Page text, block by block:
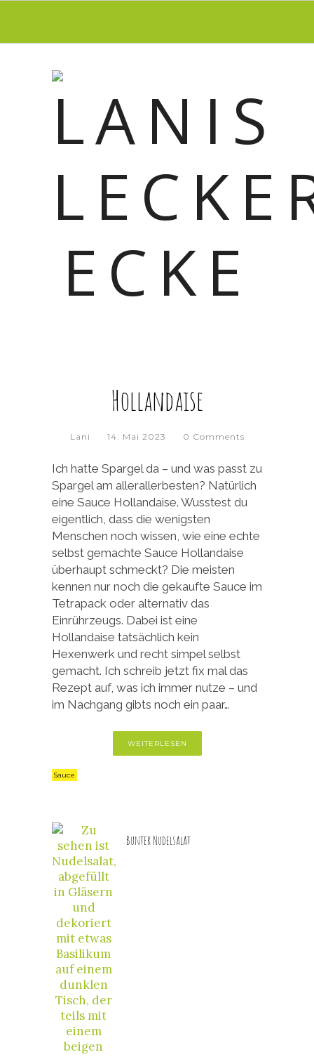
Hollandaise
Lani 14. Mai 2023 0 Comments
Ich hatte Spargel da – und was passt zu
Spargel am allerallerbesten? Natürlich
eine Sauce Hollandaise. Wusstest du
eigentlich, dass die wenigsten
Menschen noch wissen, wie eine echte
selbst gemachte Sauce Hollandaise
überhaupt schmeckt? Die meisten
kennen nur noch die gekaufte Sauce im
Tetrapack oder alternativ das
Einrührzeugs. Dabei ist eine
Hollandaise tatsächlich kein
Hexenwerk und recht simpel selbst
gemacht. Ich schreib jetzt fix mal das
Rezept auf, was ich immer nutze – und
im Nachgang gibts noch ein paar…
WEITERLESEN
Sauce
Bunter Nudelsalat